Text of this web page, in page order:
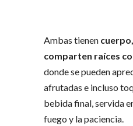
Ambas tienen
comparten raíces
donde se pueden
afrutadas e incluso
bebida final, servida
fuego y la paciencia.